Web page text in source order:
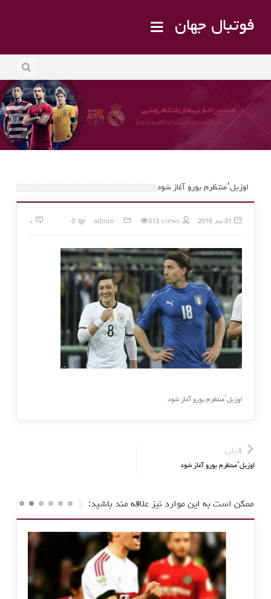
فوتبال جهان
اوزیل٬منتظرم یورو آغاز شود
31 مه, 2016 admin 313 views
0 ۰
اوزیل٬منتظرم یورو آغاز شود
قبلی
اوزیل٬منتظرم یورو آغاز شود
ممکن است به این موارد نیز علاقه مند باشید: